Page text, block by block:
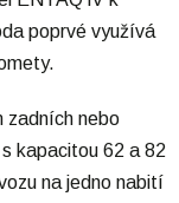
poprvé využívá
zadních nebo
kapacitou 62 a 82
na jedno nabití